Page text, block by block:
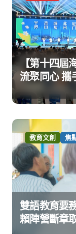
【第十四屆
流聚同心 攜
教育文創 焦
雙語教育要
賴陣營斷章